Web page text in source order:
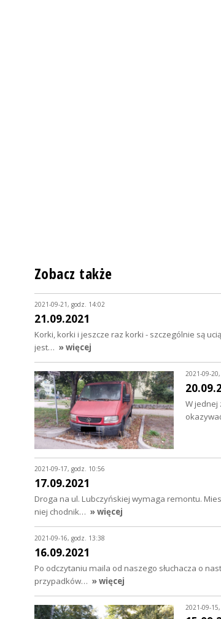
Zobacz także
2021-09-21, godz. 14:02
21.09.2021
Korki, korki i jeszcze raz korki - szczególnie są
jest… » więcej
2021-09-
W jednej
2021-09-17, godz. 10:56
17.09.2021
Droga na ul. Lubczyńskiej wymaga remontu.
niej chodnik… » więcej
2021-09-16, godz. 13:38
16.09.2021
Po odczytaniu maila od naszego słuchacza o
przypadków… » więcej
2021-09-